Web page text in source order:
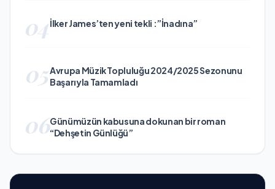
04İlker James’ten yeni tekli :”İnadına”
05Avrupa Müzik Topluluğu 2024/2025 Sezonunu
Başarıyla Tamamladı
06Günümüzün kabusuna dokunan bir roman
“Dehşetin Günlüğü”